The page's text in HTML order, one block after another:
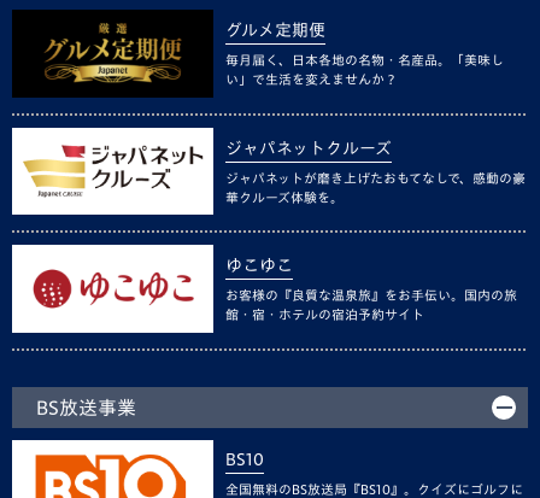
グルメ定期便
毎月届く、日本各地の名物・名産品。「美味し
い」で生活を変えませんか？
ジャパネットクルーズ
ジャパネットが磨き上げたおもてなしで、感動の豪
華クルーズ体験を。
ゆこゆこ
お客様の『良質な温泉旅』をお手伝い。国内の旅
館・宿・ホテルの宿泊予約サイト
BS放送事業
BS10
全国無料のBS放送局『BS10』。クイズにゴルフに